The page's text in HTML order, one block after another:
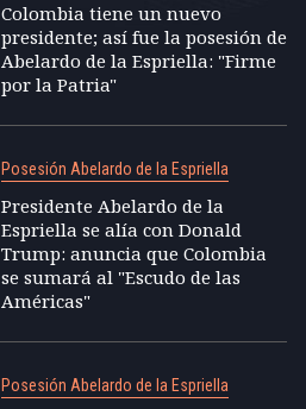
Colombia tiene un nuevo
presidente; así fue la posesión de
Abelardo de la Espriella: "Firme
por la Patria"
Posesión Abelardo de la Espriella
Presidente Abelardo de la
Espriella se alía con Donald
Trump: anuncia que Colombia
se sumará al "Escudo de las
Américas"
Posesión Abelardo de la Espriella